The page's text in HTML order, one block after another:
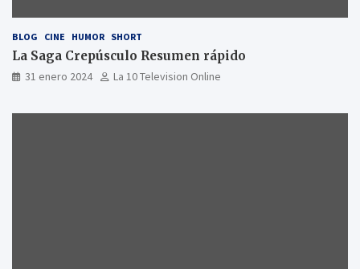
BLOG CINE HUMOR SHORT
La Saga Crepúsculo Resumen rápido
31 enero 2024 La 10 Television Online